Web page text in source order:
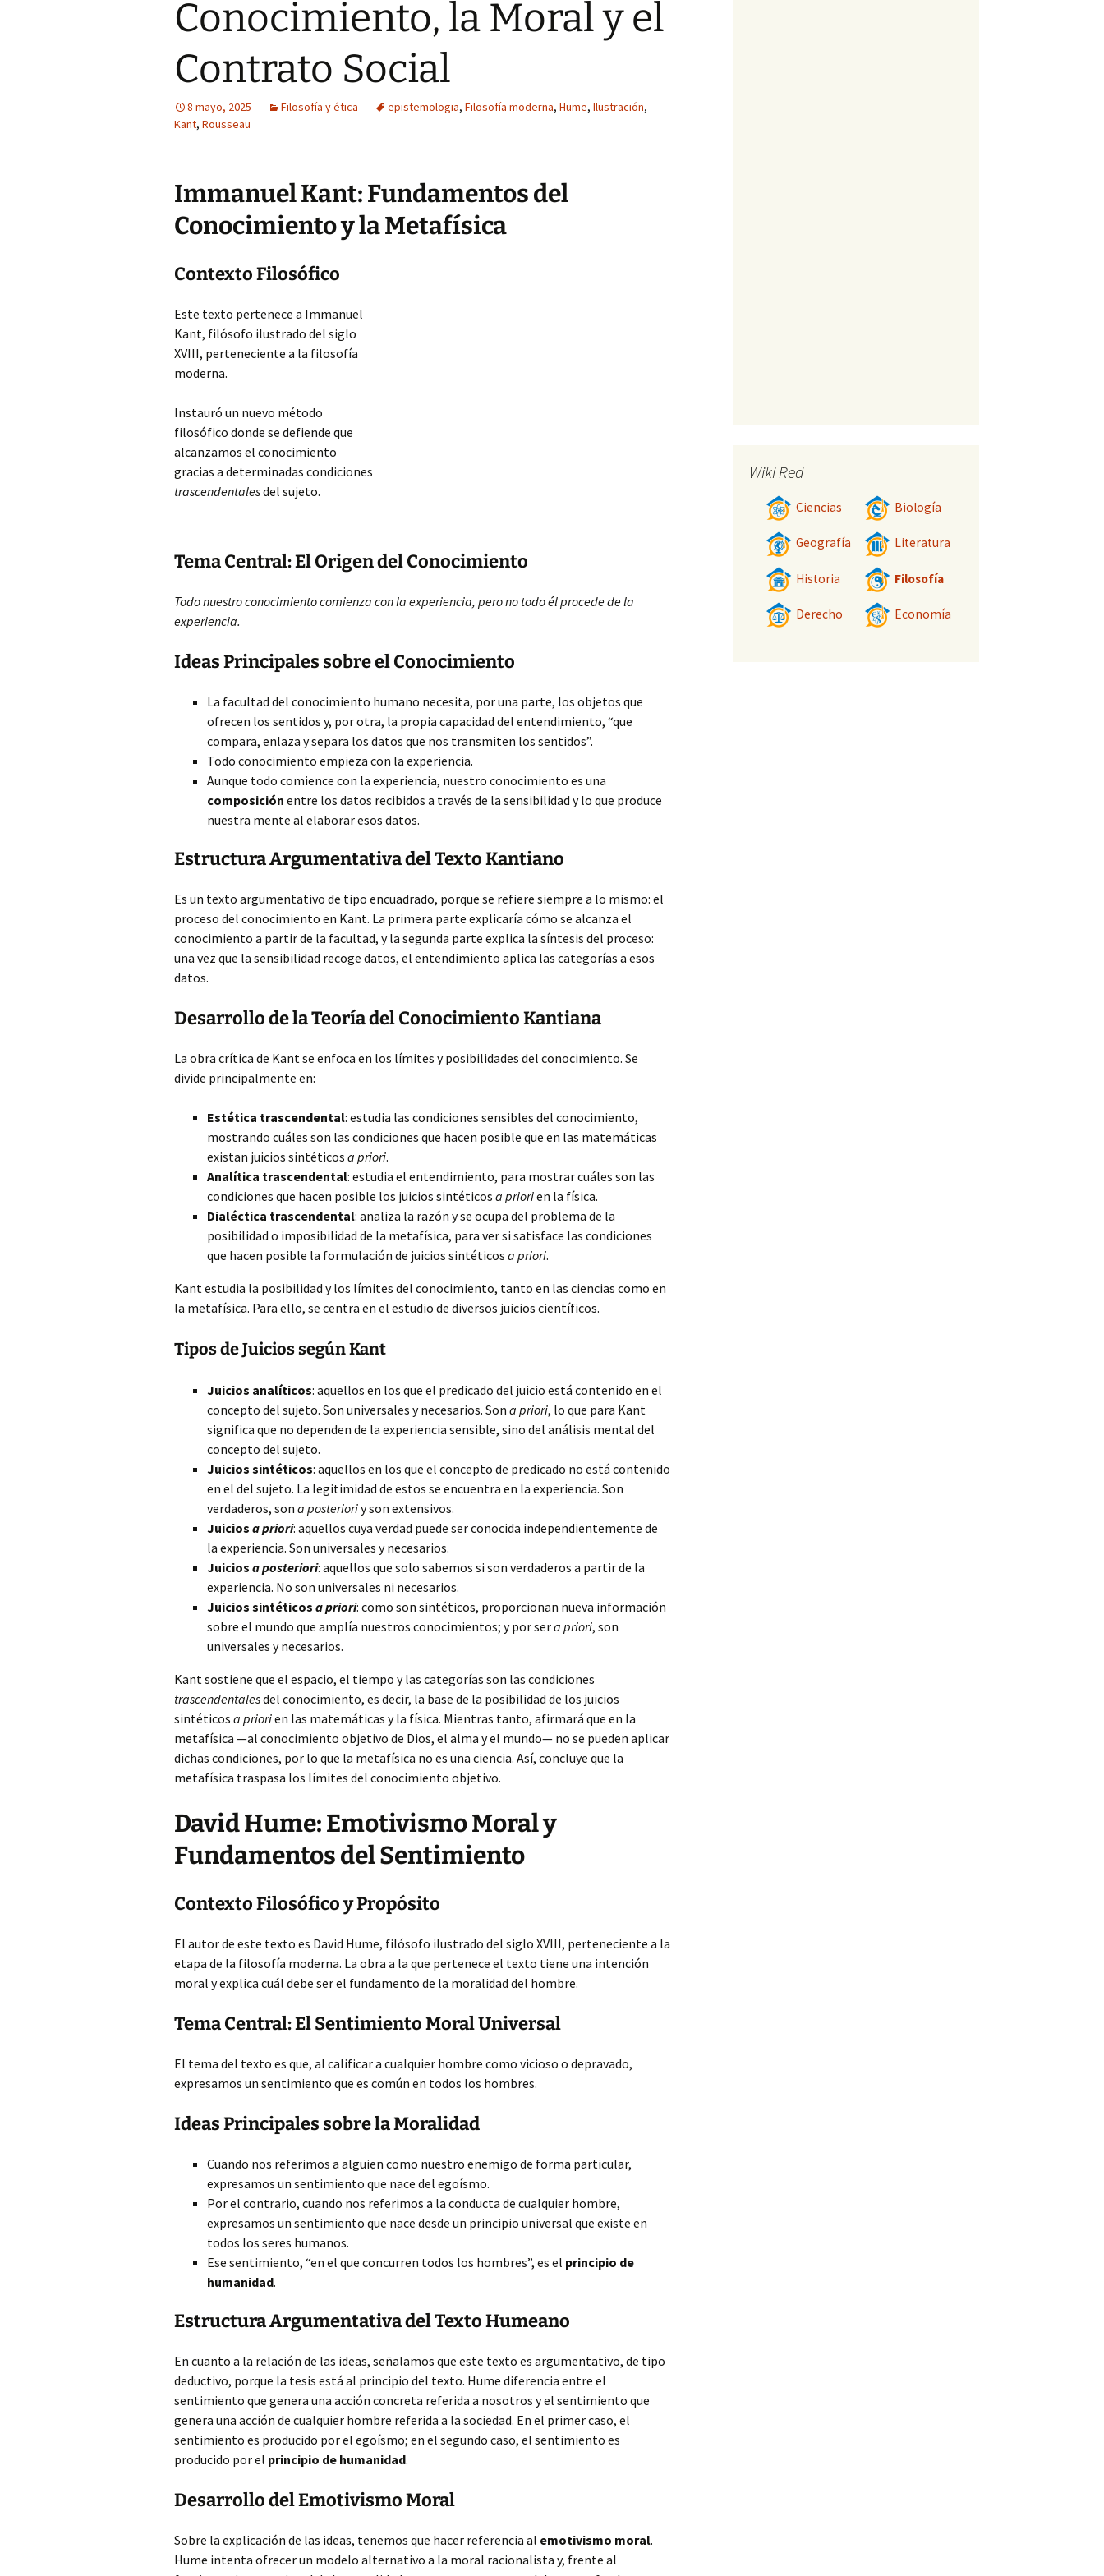
Conocimiento, la Moral y el
Contrato Social
8 mayo, 2025 Filosofía y ética epistemologia, Filosofía moderna, Hume, Ilustración,
Kant, Rousseau
Immanuel Kant: Fundamentos del
Conocimiento y la Metafísica
Contexto Filosófico
Este texto pertenece a Immanuel
Kant, filósofo ilustrado del siglo
XVIII, perteneciente a la filosofía
moderna.
Instauró un nuevo método
filosófico donde se defiende que
alcanzamos el conocimiento
gracias a determinadas condiciones
trascendentalesdel sujeto.
Tema Central: El Origen del Conocimiento
Todo nuestro conocimiento comienza con la experiencia, pero no todo él procede de la
experiencia.
Ideas Principales sobreel Conocimiento
La facultad del conocimiento humano necesita, por una parte, los objetos que
ofrecen los sentidos y, por otra, la propia capacidad del entendimiento, “que
compara, enlaza y separa los datos que nos transmiten los sentidos”.
Todo conocimiento empieza con la experiencia.
Aunque todo comience con la experiencia, nuestro conocimiento es una
composición entre los datos recibidos a través de la sensibilidad y lo que produce
nuestra mente al elaborar esos datos.
Estructura Argumentativa del Texto Kantiano
Es un texto argumentativo de tipo encuadrado, porque se refiere siempre a lo mismo: el
proceso del conocimiento en Kant. La primera parte explicaría cómo se alcanza el
conocimiento a partir de la facultad, y la segunda parte explica la síntesis del proceso:
una vez que la sensibilidad recoge datos, el entendimiento aplica las categorías a esos
datos.
Desarrollo de la Teoría del Conocimiento Kantiana
La obra crítica de Kant se enfoca en los límites y posibilidades del conocimiento. Se
divide principalmente en:
Estética trascendental: estudia las condiciones sensibles del conocimiento,
mostrando cuáles son las condiciones que hacen posible que en las matemáticas
existan juicios sintéticos a priori.
Analítica trascendental: estudia el entendimiento, para mostrar cuáles son las
condiciones que hacen posible los juicios sintéticos a priorien la física.
Dialéctica trascendental: analiza la razón y se ocupa del problema de la
posibilidad o imposibilidad de la metafísica, para ver si satisface las condiciones
que hacen posible la formulación de juicios sintéticos a priori.
Kant estudia la posibilidad y los límites del conocimiento, tanto en las ciencias como en
la metafísica. Para ello, se centra en el estudio de diversos juicios científicos.
Tipos de Juicios según Kant
Juicios analíticos: aquellos en los que el predicado del juicio está contenido en el
concepto del sujeto. Son universales y necesarios. Son a priori, lo que para Kant
significa que no dependen de la experiencia sensible, sino del análisis mental del
concepto del sujeto.
Juicios sintéticos: aquellos en los que el concepto de predicado no está contenido
en el del sujeto. La legitimidad de estos se encuentra en la experiencia. Son
verdaderos, son a posterioriy son extensivos.
Juicios a priori: aquellos cuya verdad puede ser conocida independientemente de
la experiencia. Son universales y necesarios.
Juicios a posteriori: aquellos que solo sabemos si son verdaderos a partir de la
experiencia. No son universales ni necesarios.
Juicios sintéticos a priori: como son sintéticos, proporcionan nueva información
sobre el mundo que amplía nuestros conocimientos; y por sera priori, son
universales y necesarios.
Kant sostiene que el espacio, el tiempo y las categorías son las condiciones
trascendentalesdel conocimiento, es decir, la base de la posibilidad de los juicios
sintéticos a priorien las matemáticas y la física. Mientras tanto, afirmará que en la
metafísica —al conocimiento objetivo de Dios, el alma y el mundo— no se pueden aplicar
dichas condiciones, por lo que la metafísica no es una ciencia. Así, concluye que la
metafísica traspasa los límites del conocimiento objetivo.
David Hume: Emotivismo Moral y
Fundamentos del Sentimiento
Contexto Filosófico y Propósito
El autor de este texto es David Hume, filósofo ilustrado del siglo XVIII, perteneciente a la
etapa de la filosofía moderna. La obra a la que pertenece el texto tiene una intención
moral y explica cuál debe ser el fundamento de la moralidad del hombre.
Tema Central: El Sentimiento Moral Universal
El tema del texto es que, al calificar a cualquier hombre como vicioso o depravado,
expresamos un sentimiento que es común en todos los hombres.
Ideas Principales sobre la Moralidad
Cuando nos referimos a alguien como nuestro enemigo de forma particular,
expresamos un sentimiento que nace del egoísmo.
Por el contrario, cuando nos referimos a la conducta de cualquier hombre,
expresamos un sentimiento que nace desde un principio universal que existe en
todos los seres humanos.
Ese sentimiento, “en el que concurren todos los hombres”, es el principio de
humanidad.
Estructura Argumentativa del Texto Humeano
En cuanto a la relación de las ideas, señalamos que este texto es argumentativo, de tipo
deductivo, porque la tesis está al principio del texto. Hume diferencia entre el
sentimiento que genera una acción concreta referida a nosotros y el sentimiento que
genera una acción de cualquier hombre referida a la sociedad. En el primer caso, el
sentimiento es producido por el egoísmo; en el segundo caso, el sentimiento es
producido por el principio de humanidad.
Desarrollo del Emotivismo Moral
Sobre la explicación de las ideas, tenemos que hacer referencia al emotivismo moral.
Hume intenta ofrecer un modelo alternativo a la moral racionalista y, frente al
Wiki Red
Ciencias Biología
Geografía Literatura
Historia Filosofía
Derecho Economía